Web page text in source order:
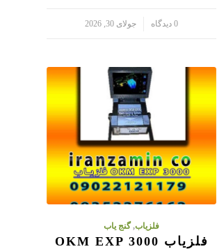
0 دیدگاه جولای 30, 2026
فلزیاب,گنج یاب
فلزیاب OKM EXP 3000